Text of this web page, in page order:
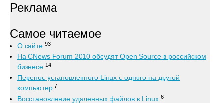
Реклама
Самое читаемое
О сайте 93
На CNews Forum 2010 обсудят Open Source в российском
бизнесе 14
Перенос установленного Linux с одного на другой
компьютер 7
Восстановление удаленных файлов в Linux 6